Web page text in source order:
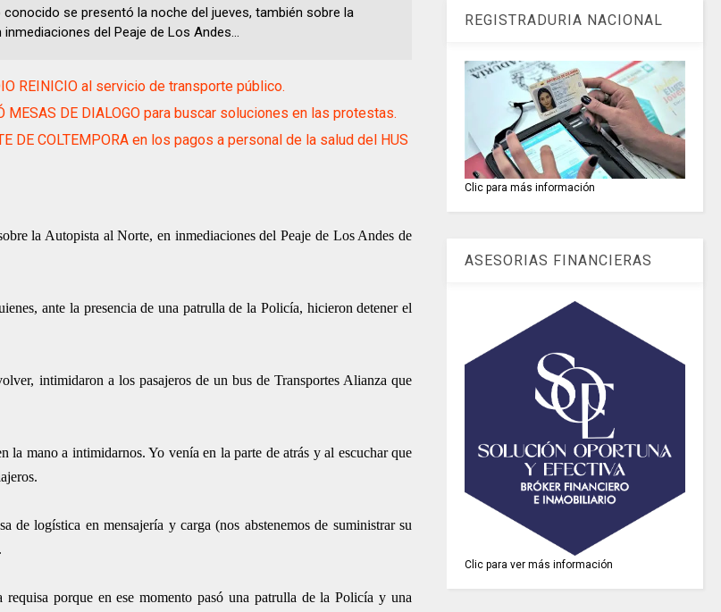
se presentó la noche del jueves, también sobre la
del Peaje de Los Andes...
REINICIO al servicio de transporte público.
MESAS DE DIALOGO para buscar soluciones en las protestas.
DE COLTEMPORA en los pagos a personal de la salud del HUS
la Autopista al Norte, en inmediaciones del Peaje de Los Andes de
ante la presencia de una patrulla de la Policía, hicieron detener el
intimidaron a los pasajeros de un bus de Transportes Alianza que
mano a intimidarnos. Yo venía en la parte de atrás y al escuchar que
logística en mensajería y carga (nos abstenemos de suministrar su
porque en ese momento pasó una patrulla de la Policía y una
REGISTRADURIA NACIONAL
Clic para más información
ASESORIAS FINANCIERAS
Clic para ver más información